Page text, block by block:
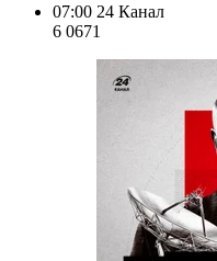
07:00 24 Канал
6 0671